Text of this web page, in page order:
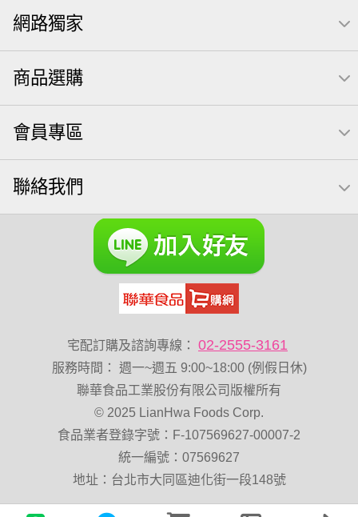
全聯 海苔細
乳清 脆片 穀物棒 總匯點心包 低溫烘焙
寶寶 海苔
萬歲牌-堅穀力 花生
萬歲牌 堅果補給隨行包33公克44 包
卡廸那95℃薯條原味18克*5包 夏威夷果 紅棗
Costco 萬歲牌堅果
飯卷專用海苔
網路獨家
商品選購
會員專區
聯絡我們
宅配訂購及諮詢專線： 02-2555-3161
服務時間 ：
週一~週五 9:00~18:00 (例假日休)
聯華食品工業股份有限公司版權所有
© 2025 LianHwa Foods Corp.
食品業者登錄字號：F-107569627-00007-2
統一編號：07569627
地址：台北市大同區迪化街一段148號